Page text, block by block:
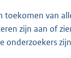
van
zijn aan of
onderzoekers